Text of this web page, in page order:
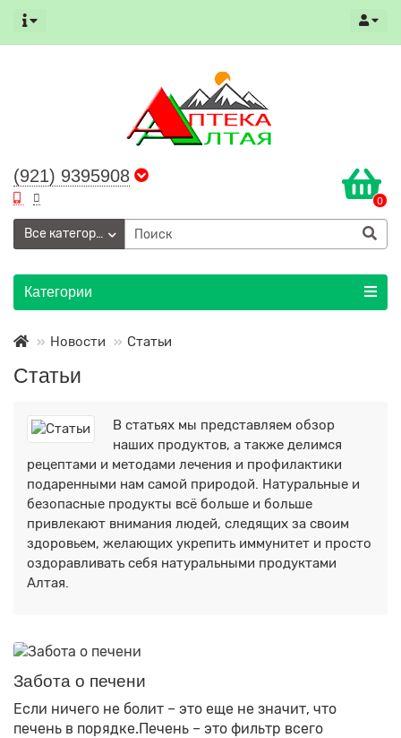
(921) 9395908
0
Все категории
Категории
Новости Статьи
Статьи
В статьях мы представляем обзор
наших продуктов, а также делимся
рецептами и методами лечения и профилактики
подаренными нам самой природой. Натуральные и
безопасные продукты всё больше и больше
привлекают внимания людей, следящих за своим
здоровьем, желающих укрепить иммунитет и просто
оздоравливать себя натуральными продуктами
Алтая.
Забота о печени
Если ничего не болит – это еще не значит, что
печень в порядке.Печень – это фильтр всего